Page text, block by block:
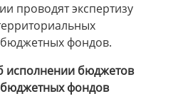
проводят экспертизу
фондов.
исполнении бюджетов
фондов